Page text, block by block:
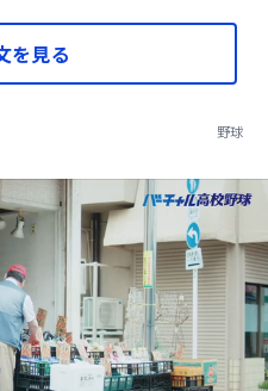
を見る
野球